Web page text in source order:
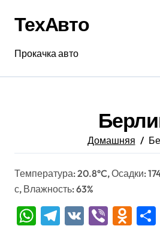
содержанию
ТехАвто
Прокачка авто
Домашняя
Температура: 20.8°C, Осадки:
с, Влажность: 63%
WhatsApp
Telegram
VK Viber